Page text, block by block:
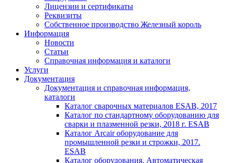
Лицензии и сертификаты
Реквизиты
Собственное производство Железный король
Информация
Новости
Статьи
Справочная информация и каталоги
Услуги
Документация
Документация и справочная информация,
каталоги
Каталог сварочных материалов ESAB, 2017
Каталог по стандартному оборудованию для
сварки и плазменной резки, 2018 г. ESAB
Каталог Arcair оборудование для
промышленной резки и строжки, 2017.
ESAB
Каталог оборудования. Автоматическая